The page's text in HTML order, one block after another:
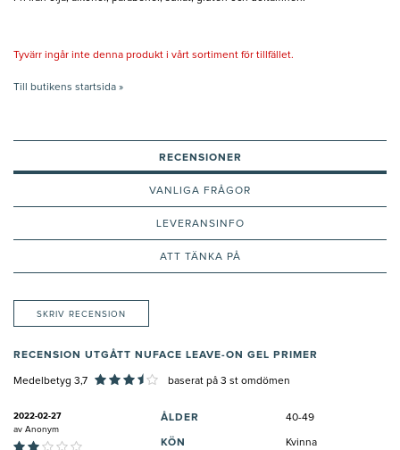
Tyvärr ingår inte denna produkt i vårt sortiment för tillfället.
Till butikens startsida »
RECENSIONER
VANLIGA FRÅGOR
LEVERANSINFO
ATT TÄNKA PÅ
SKRIV RECENSION
RECENSION UTGÅTT NUFACE LEAVE-ON GEL PRIMER
Medelbetyg 3,7 baserat på 3 st omdömen
2022-02-27
av Anonym
ÅLDER 40-49
KÖN Kvinna